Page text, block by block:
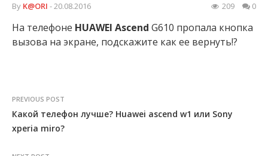
By K@ORI - 20.08.2016 209 0
На телефоне HUAWEI Ascend G610 пропала кнопка
вызова на экране, подскажите как ее вернуть!?
PREVIOUS POST
Какой телефон лучше? Huawei ascend w1 или Sony
xperia miro?